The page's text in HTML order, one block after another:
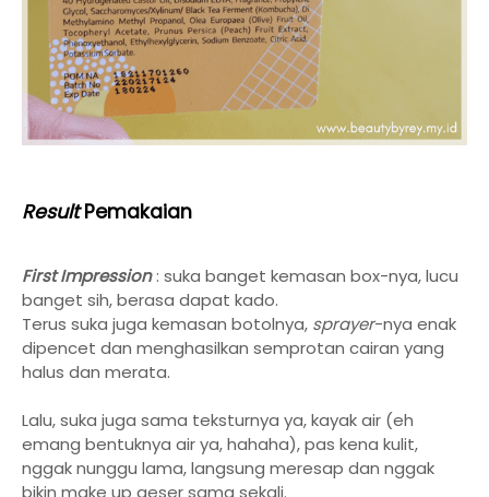
ResultPemakaian
First Impression: suka banget kemasan box-nya, lucu
banget sih, berasa dapat kado.
Terus suka juga kemasan botolnya, sprayer-nya enak
dipencet dan menghasilkan semprotan cairan yang
halus dan merata.
Lalu, suka juga sama teksturnya ya, kayak air (eh
emang bentuknya air ya, hahaha), pas kena kulit,
nggak nunggu lama, langsung meresap dan nggak